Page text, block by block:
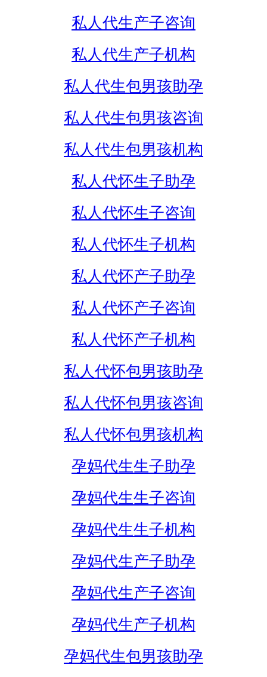
私人代生产子咨询
私人代生产子机构
私人代生包男孩助孕
私人代生包男孩咨询
私人代生包男孩机构
私人代怀生子助孕
私人代怀生子咨询
私人代怀生子机构
私人代怀产子助孕
私人代怀产子咨询
私人代怀产子机构
私人代怀包男孩助孕
私人代怀包男孩咨询
私人代怀包男孩机构
孕妈代生生子助孕
孕妈代生生子咨询
孕妈代生生子机构
孕妈代生产子助孕
孕妈代生产子咨询
孕妈代生产子机构
孕妈代生包男孩助孕